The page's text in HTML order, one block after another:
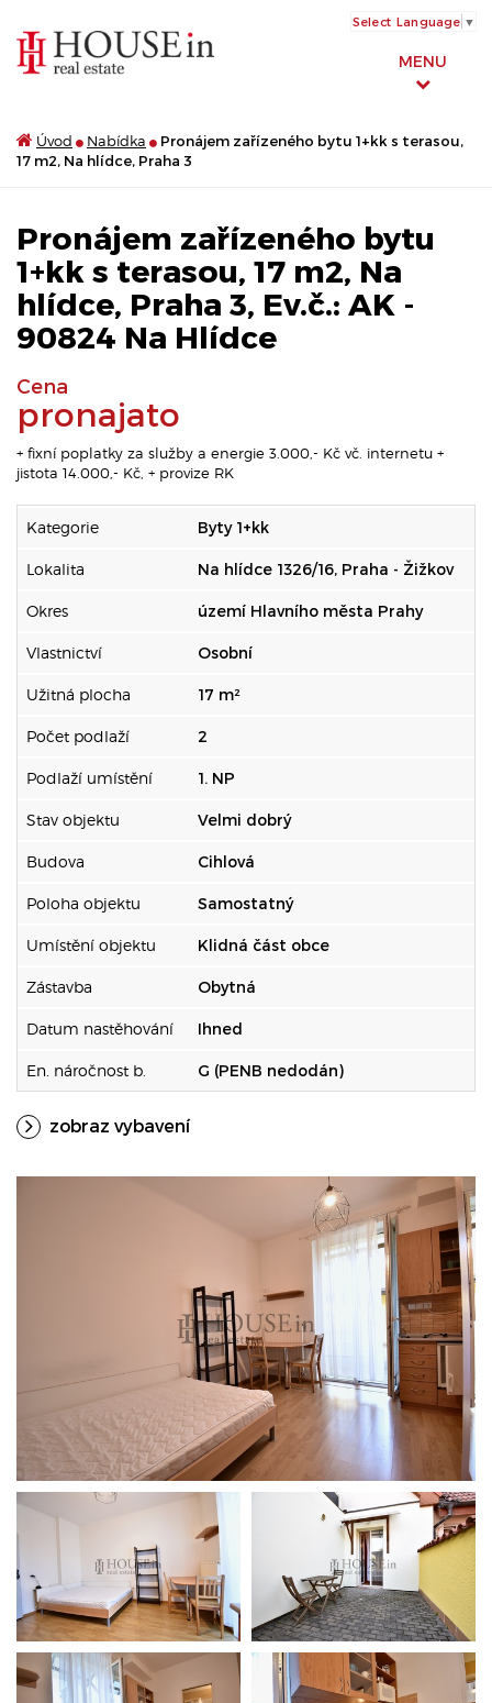
MENU
Select Language ▼
Úvod Nabídka
Pronájem zařízeného bytu 1+kk s terasou,
17 m2, Na hlídce, Praha 3
Pronájem zařízeného bytu
1+kk s terasou, 17 m2, Na
hlídce, Praha 3, Ev.č.: AK -
90824 Na Hlídce
Cena
pronajato
+ fixní poplatky za služby a energie 3.000,- Kč vč. internetu +
jistota 14.000,- Kč, + provize RK
Kategorie Byty 1+kk
Lokalita Na hlídce 1326/16, Praha - Žižkov
Okres území Hlavního města Prahy
Vlastnictví Osobní
Užitná plocha 17 m²
Počet podlaží 2
Podlaží umístění 1. NP
Stav objektu Velmi dobrý
Budova Cihlová
Poloha objektu Samostatný
Umístění objektu Klidná část obce
Zástavba Obytná
Datum nastěhování Ihned
En. náročnost b. G (PENB nedodán)
zobraz vybavení